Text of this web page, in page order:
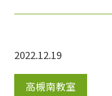
後半の追い上げ
った生徒、、、そ
に持って帰ってくれました
2022.12.19
高槻南教室